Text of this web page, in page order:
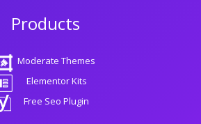
Products
Moderate Themes
Elementor Kits
Free Seo Plugin